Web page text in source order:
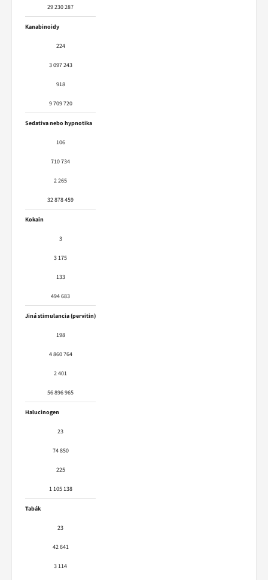
29 230 287
Kanabinoidy
224
3 097 243
918
9 709 720
Sedativa nebo hypnotika
106
710 734
2 265
32 878 459
Kokain
3
3 175
133
494 683
Jiná stimulancia (pervitin)
198
4 860 764
2 401
56 896 965
Halucinogen
23
74 850
225
1 105 138
Tabák
23
42 641
3 114